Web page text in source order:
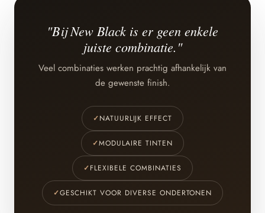
"Bij New Black is er geen enkele
juiste combinatie."
Veel combinaties werken prachtig afhankelijk van
de gewenste finish.
✓NATUURLIJK EFFECT
✓MODULAIRE TINTEN
✓FLEXIBELE COMBINATIES
✓GESCHIKT VOOR DIVERSE ONDERTONEN